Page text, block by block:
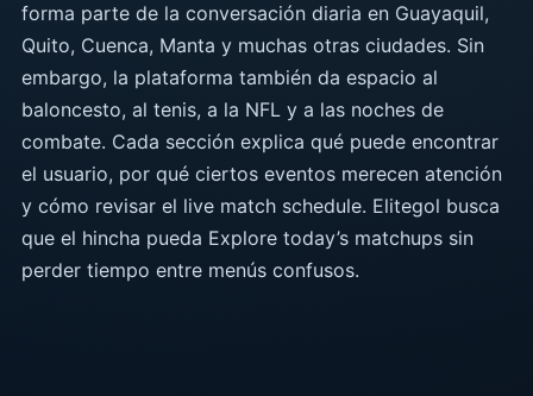
forma parte de la conversación diaria en Guayaquil,
Quito, Cuenca, Manta y muchas otras ciudades. Sin
embargo, la plataforma también da espacio al
baloncesto, al tenis, a la NFL y a las noches de
combate. Cada sección explica qué puede encontrar
el usuario, por qué ciertos eventos merecen atención
y cómo revisar el live match schedule. Elitegol busca
que el hincha pueda Explore today’s matchups sin
perder tiempo entre menús confusos.